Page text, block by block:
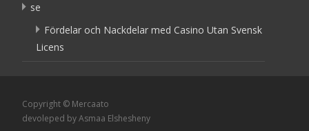
se
Fördelar och Nackdelar med Casino Utan Svensk
Licens
Copyright © Mercaato
devoleped by Asmaa Elshesheny